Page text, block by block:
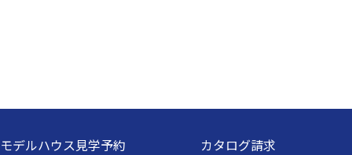
モデルハウス見学予約 カタログ請求